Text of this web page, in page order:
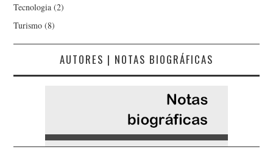
Tecnologia (2)
Turismo (8)
AUTORES | NOTAS BIOGRÁFICAS